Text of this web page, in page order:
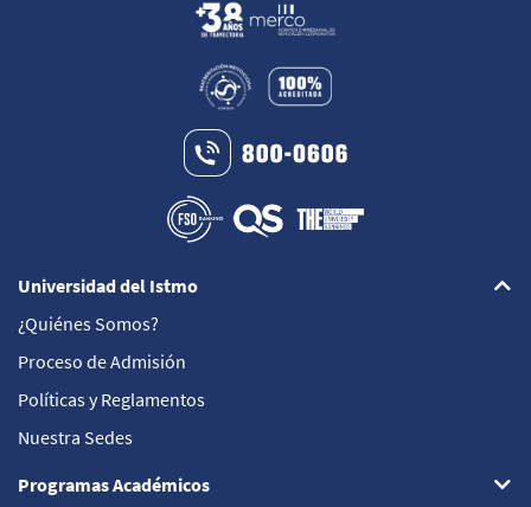
Universidad del Istmo
¿Quiénes Somos?
Proceso de Admisión
Políticas y Reglamentos
Nuestra Sedes
Programas Académicos